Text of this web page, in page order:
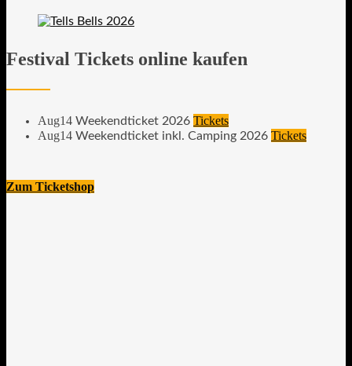
Festival Tickets online kaufen
Aug14 Weekendticket 2026 Tickets
Aug14 Weekendticket inkl. Camping 2026 Tickets
Zum Ticketshop